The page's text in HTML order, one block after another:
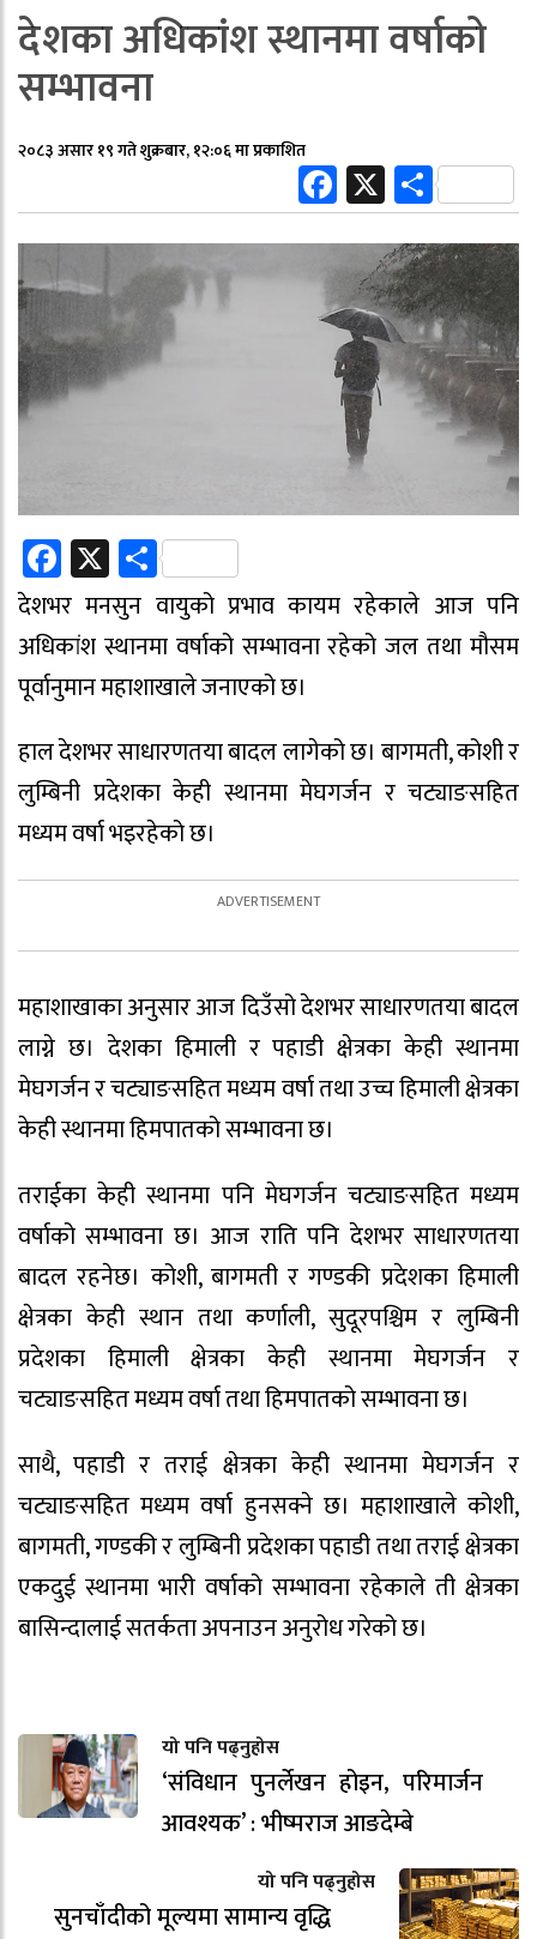
देशका अधिकांश स्थानमा वर्षाको
सम्भावना
२०८३ असार १९ गते शुक्रबार, १२:०६ मा प्रकाशित
Facebook
XShare
Facebook
X Share
देशभर मनसुन वायुको प्रभाव कायम रहेकाले आज पनि
अधिकांश स्थानमा वर्षाको सम्भावना रहेको जल तथा मौसम
पूर्वानुमान महाशाखाले जनाएको छ।
हाल देशभर साधारणतया बादल लागेको छ। बागमती, कोशी र
लुम्बिनी प्रदेशका केही स्थानमा मेघगर्जन र चट्याङसहित
मध्यम वर्षा भइरहेको छ।
महाशाखाका अनुसार आज दिउँसो देशभर साधारणतया बादल
लाग्ने छ। देशका हिमाली र पहाडी क्षेत्रका केही स्थानमा
मेघगर्जन र चट्याङसहित मध्यम वर्षा तथा उच्च हिमाली क्षेत्रका
केही स्थानमा हिमपातको सम्भावना छ।
तराईका केही स्थानमा पनि मेघगर्जन चट्याङसहित मध्यम
वर्षाको सम्भावना छ। आज राति पनि देशभर साधारणतया
बादल रहनेछ। कोशी, बागमती र गण्डकी प्रदेशका हिमाली
क्षेत्रका केही स्थान तथा कर्णाली, सुदूरपश्चिम र लुम्बिनी
प्रदेशका हिमाली क्षेत्रका केही स्थानमा मेघगर्जन र
चट्याङसहित मध्यम वर्षा तथा हिमपातको सम्भावना छ।
साथै, पहाडी र तराई क्षेत्रका केही स्थानमा मेघगर्जन र
चट्याङसहित मध्यम वर्षा हुनसक्ने छ। महाशाखाले कोशी,
बागमती, गण्डकी र लुम्बिनी प्रदेशका पहाडी तथा तराई क्षेत्रका
एकदुई स्थानमा भारी वर्षाको सम्भावना रहेकाले ती क्षेत्रका
बासिन्दालाई सतर्कता अपनाउन अनुरोध गरेको छ।
यो पनि पढ्नुहोस
‘संविधान पुनर्लेखन होइन, परिमार्जन
आवश्यक’ : भीष्मराज आङदेम्बे
यो पनि पढ्नुहोस
सुनचाँदीको मूल्यमा सामान्य वृद्धि